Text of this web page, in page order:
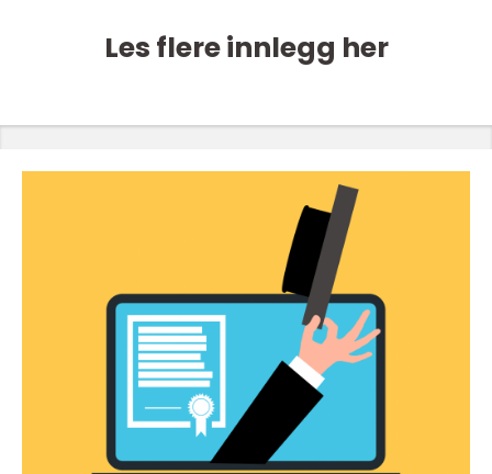
Les flere innlegg her